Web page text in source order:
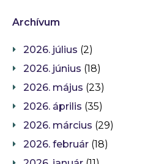
Archívum
2026. július (2)
2026. június (18)
2026. május (23)
2026. április (35)
2026. március (29)
2026. február (18)